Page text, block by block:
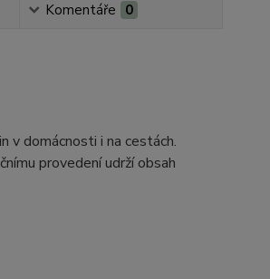
Komentáře 0
v domácnosti i na cestách.
provedení udrží obsah